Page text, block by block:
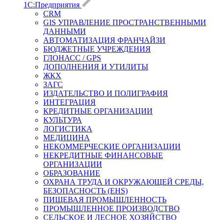
1С:Предприятия
CRM
GIS УПРАВЛЕНИЕ ПРОСТРАНСТВЕННЫМИ
ДАННЫМИ
АВТОМАТИЗАЦИЯ ФРАНЧАЙЗИ
БЮДЖЕТНЫЕ УЧРЕЖДЕНИЯ
ГЛОНАСС / GPS
ДОПОЛНЕНИЯ И УТИЛИТЫ
ЖКХ
ЗАГС
ИЗДАТЕЛЬСТВО И ПОЛИГРАФИЯ
ИНТЕГРАЦИЯ
КРЕДИТНЫЕ ОРГАНИЗАЦИИ
КУЛЬТУРА
ЛОГИСТИКА
МЕДИЦИНА
НЕКОММЕРЧЕСКИЕ ОРГАНИЗАЦИИ
НЕКРЕДИТНЫЕ ФИНАНСОВЫЕ
ОРГАНИЗАЦИИ
ОБРАЗОВАНИЕ
ОХРАНА ТРУДА И ОКРУЖАЮЩЕЙ СРЕДЫ,
БЕЗОПАСНОСТЬ (EHS)
ПИЩЕВАЯ ПРОМЫШЛЕННОСТЬ
ПРОМЫШЛЕННОЕ ПРОИЗВОДСТВО
СЕЛЬСКОЕ И ЛЕСНОЕ ХОЗЯЙСТВО